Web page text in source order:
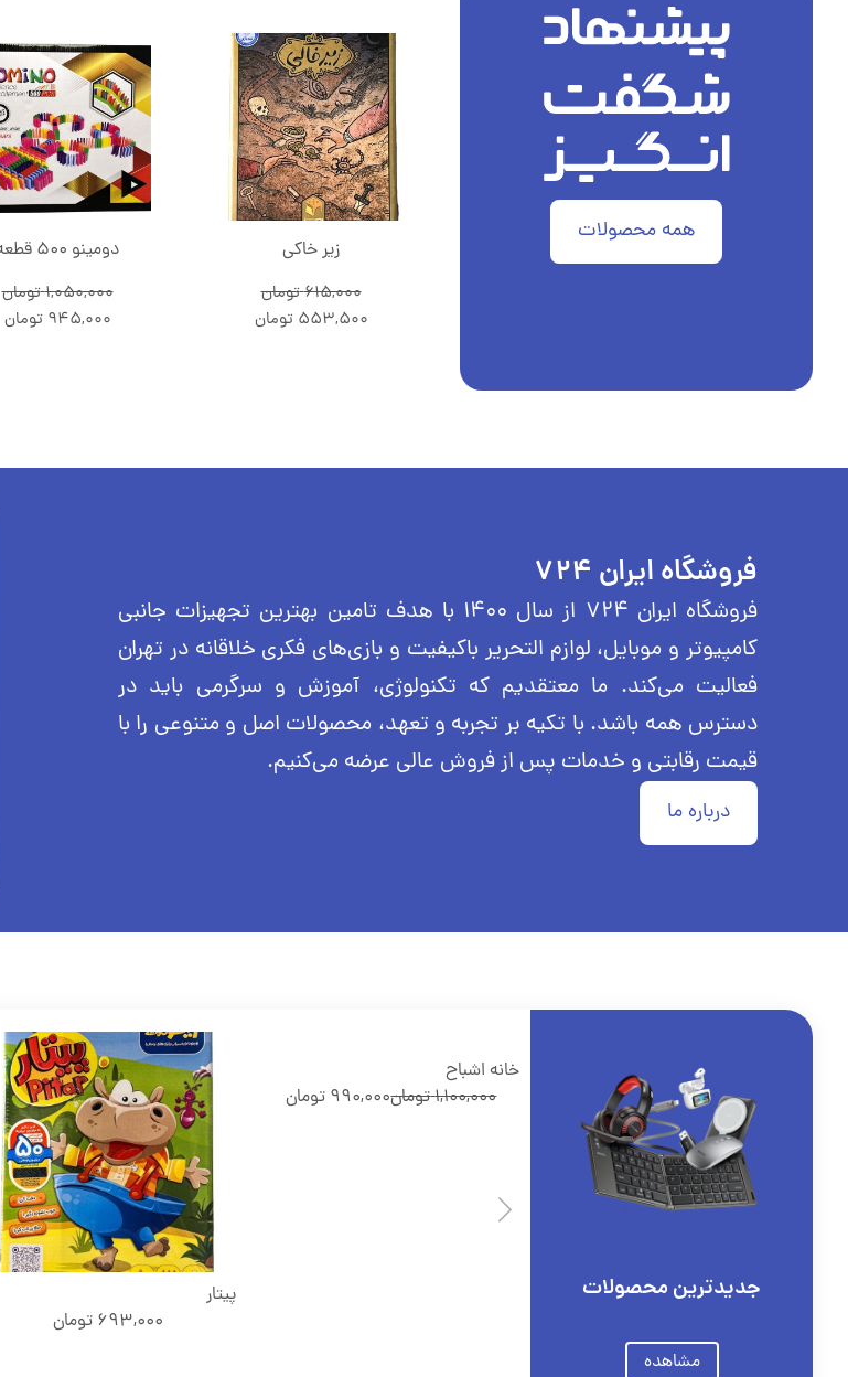
همه محصولات
شاهراه زیر خاکی
615,000تومان
553,500 تومان
دومینو 500 قطعه
1,050,000تومان
945,000 تومان
فروشگاه ایران 724
فروشگاه ایران ۷۲۴ از سال ۱۴۰۰ با هدف تامین بهترین تجهیزات جانبی
کامپیوتر و موبایل، لوازم التحریر باکیفیت و بازی‌های فکری خلاقانه در تهران
فعالیت می‌کند. ما معتقدیم که تکنولوژی، آموزش و سرگرمی باید در
دسترس همه باشد. با تکیه بر تجربه و تعهد، محصولات اصل و متنوعی را با
قیمت رقابتی و خدمات پس از فروش عالی عرضه می‌کنیم.
درباره ما
جدیدترین محصولات
مشاهده
خانه اشباح
1,100,000تومان990,000 تومان
پیتار
693,000 تومان